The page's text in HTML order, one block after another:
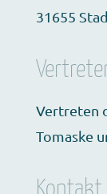
31655
Vertreten
Tomaske
Kontakt